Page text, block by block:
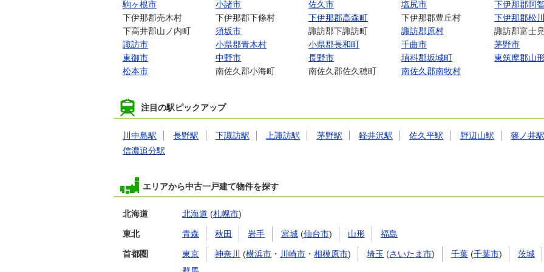
駒ヶ根市
小諸市 佐久市 塩尻市
下伊那郡阿
下伊那郡売木村
下伊那郡下條村 下伊那郡高森町 下伊那郡豊丘村
下伊那郡松
下高井郡山ノ内町
須坂市 諏訪郡下諏訪町 諏訪郡原村
諏訪郡富士
諏訪市
小県郡青木村 小県郡長和町 千曲市
茅野市
東御市
中野市 長野市 埴科郡坂城町
東筑摩郡山
松本市
南佐久郡小海町 南佐久郡佐久穂町 南佐久郡南牧村
注目の駅ピックアップ
川中島駅 長野駅 下諏訪駅 上諏訪駅 茅野駅 軽井沢駅 佐久平駅 野辺山駅
篠ノ井駅
信濃追分駅
エリアから中古一戸建て物件を探す
北海道 北海道 (札幌市)
東北 青森 秋田 岩手 宮城(仙台市) 山形 福島
首都圏 東京 神奈川 (横浜市 ・ 川崎市 ・相模原市) 埼玉 (さいたま市) 千葉(千葉市) 茨城